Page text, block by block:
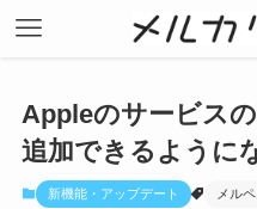
Appleのサービス
追加できるように
新機能・アップデート メルペ